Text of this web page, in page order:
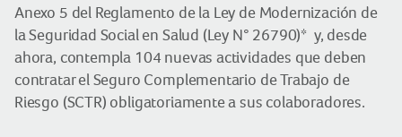
Anexo 5 del Reglamento de la Ley de Modernización de
la Seguridad Social en Salud (Ley N° 26790)* y, desde
ahora, contempla 104 nuevas actividades que deben
contratar el Seguro Complementario de Trabajo de
Riesgo (SCTR) obligatoriamente a sus colaboradores.